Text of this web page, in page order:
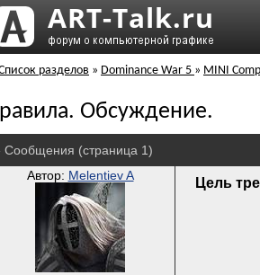
разделов » Dominance War 5 » MINI
Обсуждение.
Сообщения (страница 1)
Автор: Melentiev A Цель